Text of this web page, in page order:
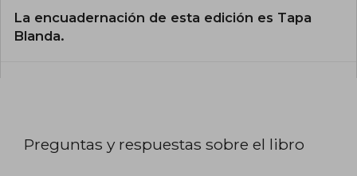
La encuadernación de esta edición es Tapa
Blanda.
Preguntas y respuestas sobre el libro